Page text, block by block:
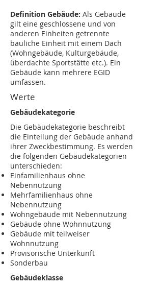
Definition Gebäude: Als Gebäude
gilt eine geschlossene und von
anderen Einheiten getrennte
bauliche Einheit mit einem Dach
(Wohngebäude, Kulturgebäude,
überdachte Sportstätte etc.). Ein
Gebäude kann mehrere EGID
umfassen.
Werte
Gebäudekategorie
Die Gebäudekategorie beschreibt
die Einteilung der Gebäude anhand
ihrer Zweckbestimmung. Es werden
die folgenden Gebäudekategorien
unterschieden:
Einfamilienhaus ohne
Nebennutzung
Mehrfamilienhaus ohne
Nebennutzung
Wohngebäude mit Nebennutzung
Gebäude ohne Wohnnutzung
Gebäude mit teilweiser
Wohnnutzung
Provisorische Unterkunft
Sonderbau
Gebäudeklasse